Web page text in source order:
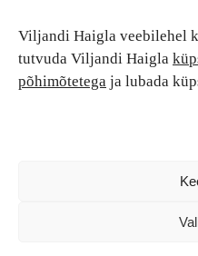
Viljandi Haigla veebilehel
tutvuda Viljandi Haigla
põhimõtetega ja lubada
Patsiendi turvalisus ja
Patsiendi õigused ja
Patsiendiohutus
Patsientide nõukoda